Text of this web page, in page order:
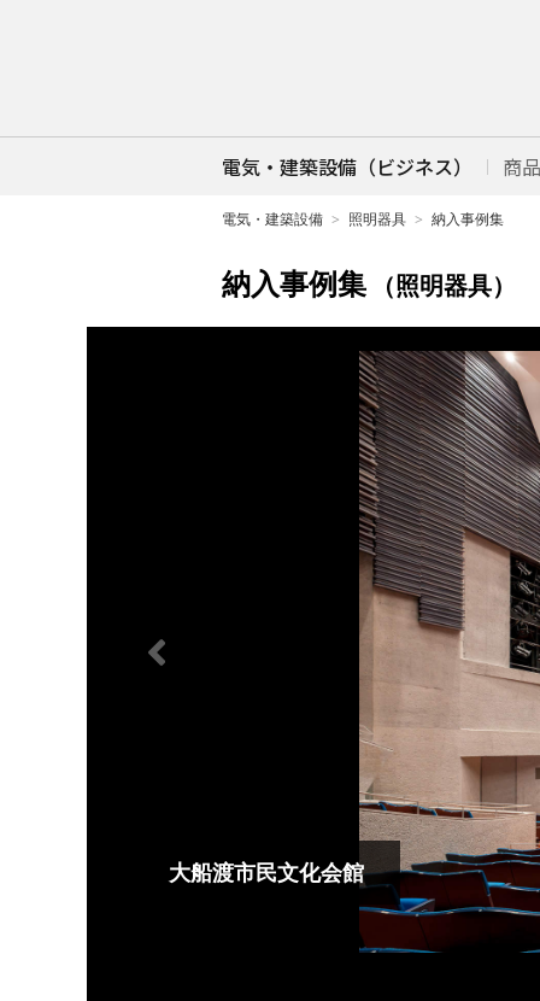
電気・建築設備（ビジネス） 商
電気・建築設備 照明器具 納入事例集
納入事例集 （照明器具）
大船渡市民文化会館